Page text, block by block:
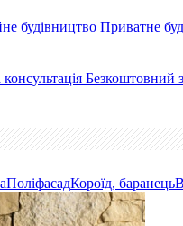
будівництво Приватне
Безкоштовний
ПоліфасадКороїд, баранець